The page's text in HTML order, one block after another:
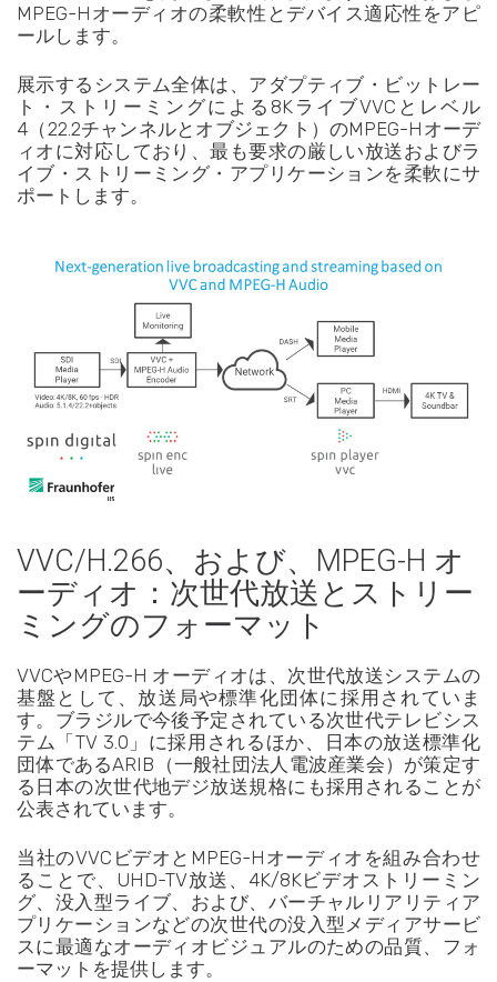
MPEG-Hオーディオの柔軟性とデバイス適応性をアピ
ールします。
展示するシステム全体は、アダプティブ・ビットレー
ト・ストリーミングによる8KライブVVCとレベル
4（22.2チャンネルとオブジェクト）のMPEG-Hオーデ
ィオに対応しており、最も要求の厳しい放送およびラ
イブ・ストリーミング・アプリケーションを柔軟にサ
ポートします。
VVC/H.266、および、MPEG-H オ
ーディオ：次世代放送とストリー
ミングのフォーマット
VVCやMPEG-H オーディオは、次世代放送システムの
基盤として、放送局や標準化団体に採用されていま
す。ブラジルで今後予定されている次世代テレビシス
テム「TV 3.0」に採用されるほか、日本の放送標準化
団体であるARIB（一般社団法人電波産業会）が策定す
る日本の次世代地デジ放送規格にも採用されることが
公表されています。
当社のVVCビデオとMPEG-Hオーディオを組み合わせ
ることで、UHD-TV放送、4K/8Kビデオストリーミン
グ、没入型ライブ、および、バーチャルリアリティア
プリケーションなどの次世代の没入型メディアサービ
スに最適なオーディオビジュアルのための品質、フォ
ーマットを提供します。